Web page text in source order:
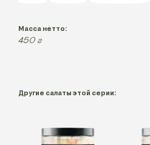
Масса нетто:
450 г
Другие салаты этой серии: